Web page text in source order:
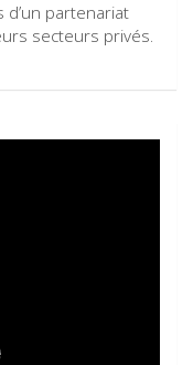
d’un partenariat
secteurs privés.